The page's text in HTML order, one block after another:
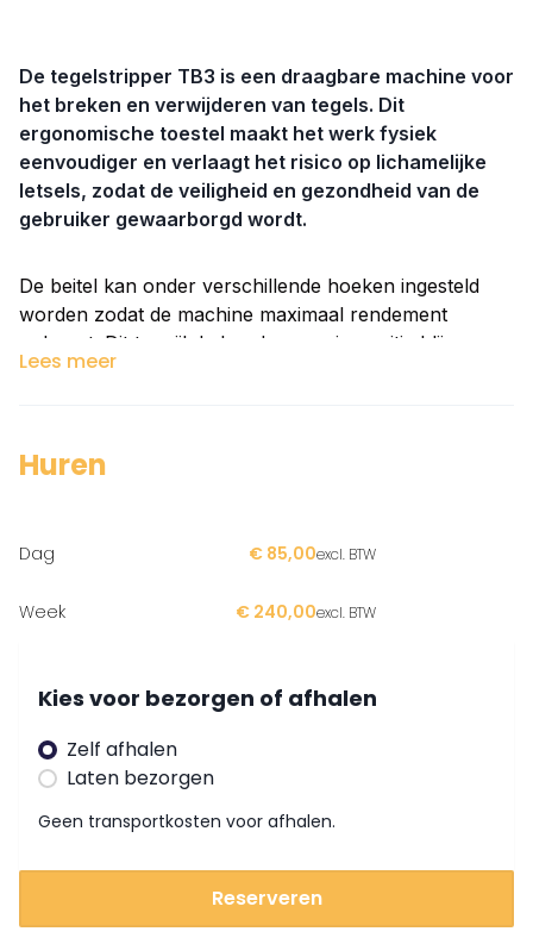
De tegelstripper TB3 is een draagbare machine voor
het breken en verwijderen van tegels. Dit
ergonomische toestel maakt het werk fysiek
eenvoudiger en verlaagt het risico op lichamelijke
letsels, zodat de veiligheid en gezondheid van de
gebruiker gewaarborgd wordt.
De beitel kan onder verschillende hoeken ingesteld
worden zodat de machine maximaal rendement
oplevert. Dit terwijl de handgrepen in positie blijven.
Systeem om de werkhoek aan te passen.
Duwplaat aan de achterkant.
Sterk structuur en verbeterd smeersystem.
Inclusief drie types beitels
Exclusief slijtage
Lees meer
Huren
Dag € 85,00excl. BTW
Week € 240,00excl. BTW
Kies voor bezorgen of afhalen
Zelf afhalen
Laten bezorgen
Geen transportkosten voor afhalen.
Reserveren